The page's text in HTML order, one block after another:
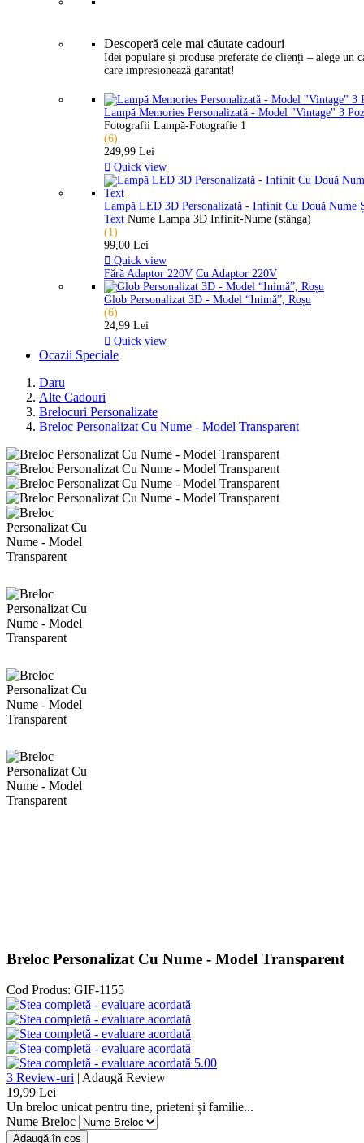
Descoperă cele mai căutate cadouri
Idei populare și produse preferate de clienți – alege un
care impresionează garantat!
Lampă Memories Personalizată - Model "Vintage" 3
Fotografii Lampă-Fotografie 1
(6)
249,99 Lei
 Quick view
Lampă LED 3D Personalizată - Infinit Cu Două Nume
Text Nume Lampa 3D Infinit-Nume (stânga)
(1)
99,00 Lei
 Quick view
Fără Adaptor 220V Cu Adaptor 220V
Glob Personalizat 3D - Model “Inimă”, Roșu
(6)
24,99 Lei
 Quick view
Ocazii Speciale
Daru
Alte Cadouri
Brelocuri Personalizate
Breloc Personalizat Cu Nume - Model Transparent
Breloc Personalizat Cu Nume - Model Transparent
Cod Produs: GIF-1155
5.00
3 Review-uri | Adaugă Review
19,99 Lei
Un breloc unicat pentru tine, prieteni și familie...
Nume Breloc
Adaugă în coș